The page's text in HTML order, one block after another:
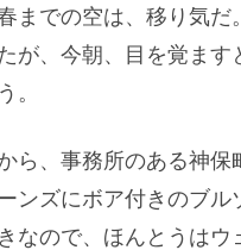
までの空は、移り気
が、今朝、目を覚ま
。
ら、事務所のある神
ンズにボア付きのブ
なので、ほんとうは